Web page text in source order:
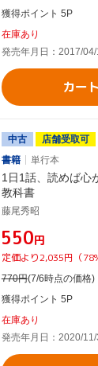
獲得ポイント 5P
在庫あり
発売年月日：2017/04/
カー
中古
店舗受取可
書籍
単行本
1日1話、読めば心
教科書
藤尾秀昭
¥550円
定価より2,035円（
770円(7/6時点の価格)
獲得ポイント 5P
在庫あり
発売年月日：2020/